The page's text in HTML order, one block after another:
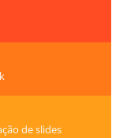
de slides